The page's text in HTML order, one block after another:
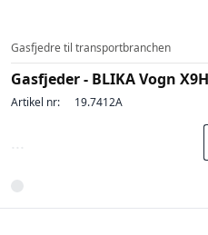
Gasfjedre til transportbranchen
Gasfjeder - BLIKA Vogn
Artikel nr: 19.7412A
...